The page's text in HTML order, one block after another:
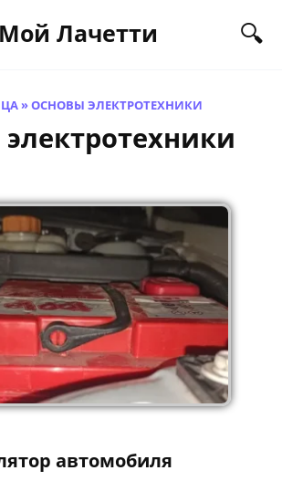
Мой Лачетти
»ОСНОВЫ ЭЛЕКТРОТЕХНИКИ
автомобиля